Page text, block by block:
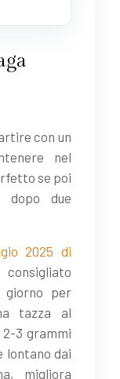
con un
nel
se poi
dopo due
2025 di
per
tazza al
3 grammi
lontano dai
migliora